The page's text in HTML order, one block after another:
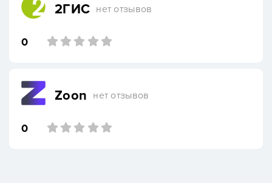
2ГИС нет отзывов
0
Zoon нет отзывов
0